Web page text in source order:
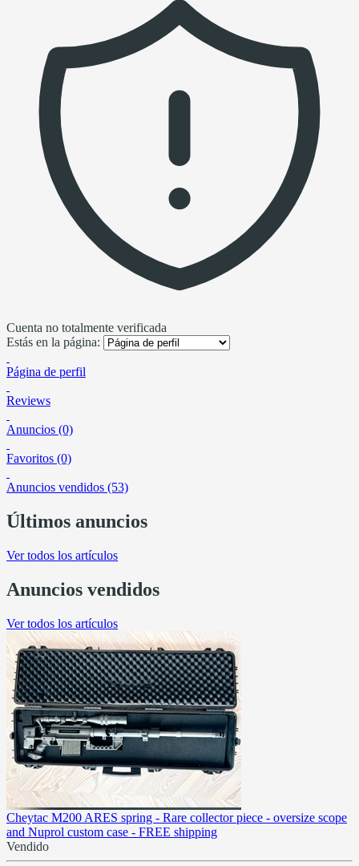
Cuenta no totalmente verificada
Estás en la página:
Página de perfil
Reviews
Anuncios (0)
Favoritos (0)
Anuncios vendidos (53)
Últimos anuncios
Ver todos los artículos
Anuncios vendidos
Ver todos los artículos
Cheytac M200 ARES spring - Rare collector piece - oversize scope
and Nuprol custom case - FREE shipping
Vendido